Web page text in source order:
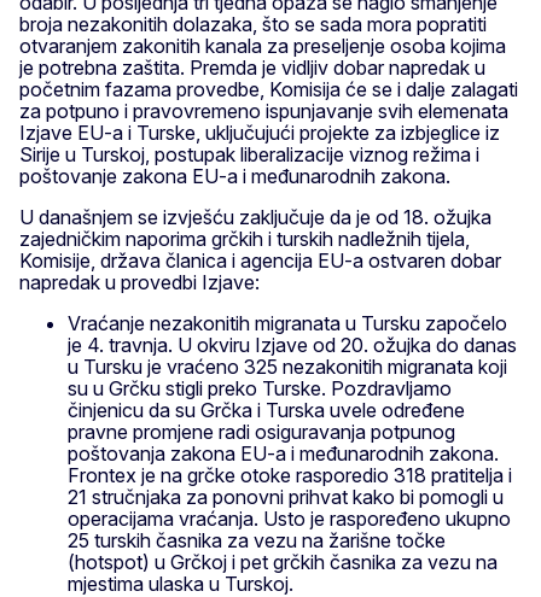
broja nezakonitih dolazaka, što se sada mora popratiti
otvaranjem zakonitih kanala za preseljenje osoba kojima
je potrebna zaštita. Premda je vidljiv dobar napredak u
početnim fazama provedbe, Komisija će se i dalje zalagati
za potpuno i pravovremeno ispunjavanje svih elemenata
Izjave EU-a i Turske, uključujući projekte za izbjeglice iz
Sirije u Turskoj, postupak liberalizacije viznog režima i
poštovanje zakona EU-a i međunarodnih zakona.
U današnjem se izvješću zaključuje da je od 18. ožujka
zajedničkim naporima grčkih i turskih nadležnih tijela,
Komisije, država članica i agencija EU-a ostvaren dobar
napredak u provedbi Izjave:
Vraćanje nezakonitih migranata u Tursku započelo
je 4. travnja. U okviru Izjave od 20. ožujka do danas
u Tursku je vraćeno 325 nezakonitih migranata koji
su u Grčku stigli preko Turske. Pozdravljamo
činjenicu da su Grčka i Turska uvele određene
pravne promjene radi osiguravanja potpunog
poštovanja zakona EU-a i međunarodnih zakona.
Frontex je na grčke otoke rasporedio 318 pratitelja i
21 stručnjaka za ponovni prihvat kako bi pomogli u
operacijama vraćanja. Usto je raspoređeno ukupno
25 turskih časnika za vezu na žarišne točke
(hotspot) u Grčkoj i pet grčkih časnika za vezu na
mjestima ulaska u Turskoj.